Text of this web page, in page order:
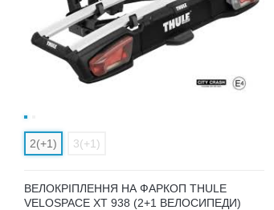
2(+1) 3(+1)
ВЕЛОКРІПЛЕННЯ НА ФАРКОП THULE
VELOSPACE XT 938 (2+1 ВЕЛОСИПЕДИ)